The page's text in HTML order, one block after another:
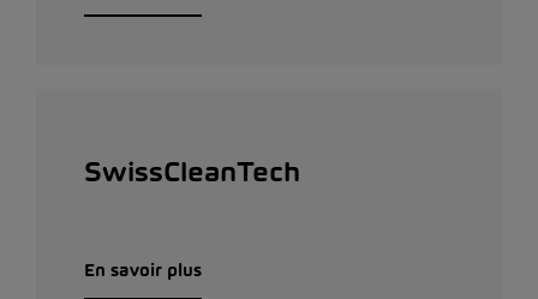
SwissCleanTech
En savoir plus